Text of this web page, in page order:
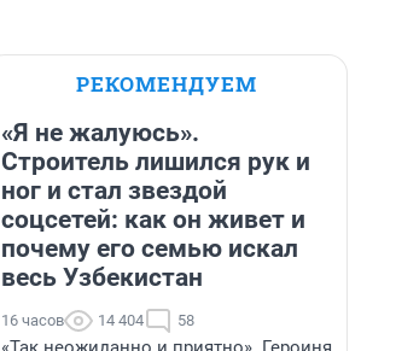
РЕКОМЕНДУЕМ
«Я не жалуюсь».
Строитель лишился рук и
ног и стал звездой
соцсетей: как он живет и
почему его семью искал
весь Узбекистан
16 часов 14 404 58